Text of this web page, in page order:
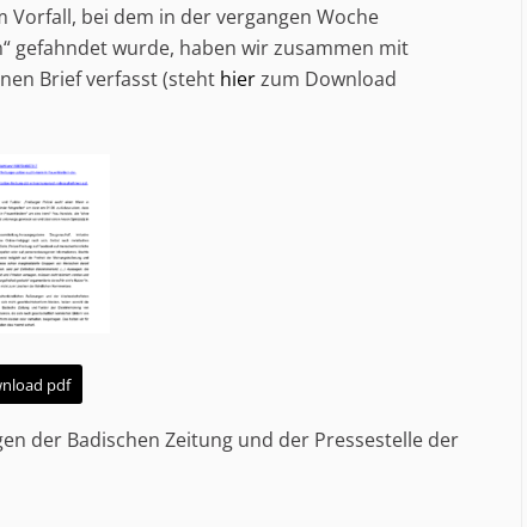
bei dem in der vergangen Woche
gefahndet wurde, haben wir zusammen mit
Brief verfasst (steht hierzum Download
pdf
der Badischen Zeitung und der Pressestelle der